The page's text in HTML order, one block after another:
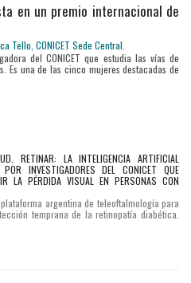
en un premio internacional de
del CONICET que estudia las vías de
Es una de las cinco mujeres destacadas de
RETINAR: LA INTELIGENCIA ARTIFICIAL
POR INVESTIGADORES DEL CONICET QUE
LA PÉRDIDA VISUAL EN PERSONAS CON
argentina de teleoftalmología para
temprana de la retinopatía diabética.